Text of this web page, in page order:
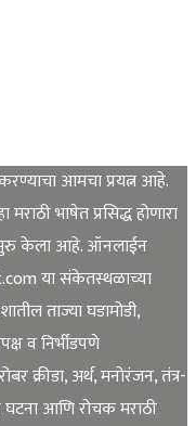
आमचा प्रयत्न आहे.
भाषेत प्रसिद्ध होणारा
सुरु केला आहे. ऑनलाईन
या संकेतस्थळाच्या
ताज्या घडामोडी,
व निर्भीडपणे
क्रीडा, अर्थ, मनोरंजन, तंत्र-
घटना आणि रोचक मराठी